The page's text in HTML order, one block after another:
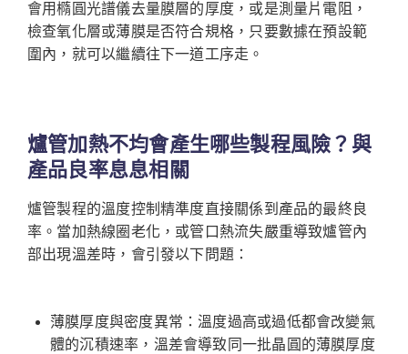
會用橢圓光譜儀去量膜層的厚度，或是測量片電阻，
檢查氧化層或薄膜是否符合規格，只要數據在預設範
圍內，就可以繼續往下一道工序走。
爐管加熱不均會產生哪些製程風險？與
產品良率息息相關
爐管製程的溫度控制精準度直接關係到產品的最終良
率。當加熱線圈老化，或管口熱流失嚴重導致爐管內
部出現溫差時，會引發以下問題：
薄膜厚度與密度異常：溫度過高或過低都會改變氣
體的沉積速率，溫差會導致同一批晶圓的薄膜厚度